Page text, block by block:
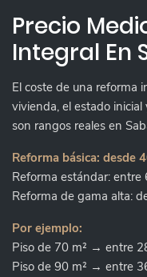
Precio
Integral En
El coste de una reforma
vivienda, el estado
son rangos reales en
Reforma básica: desde
Reforma estándar:
Reforma de gama alta:
Por ejemplo:
Piso de 70 m² → entre
Piso de 90 m² → entre